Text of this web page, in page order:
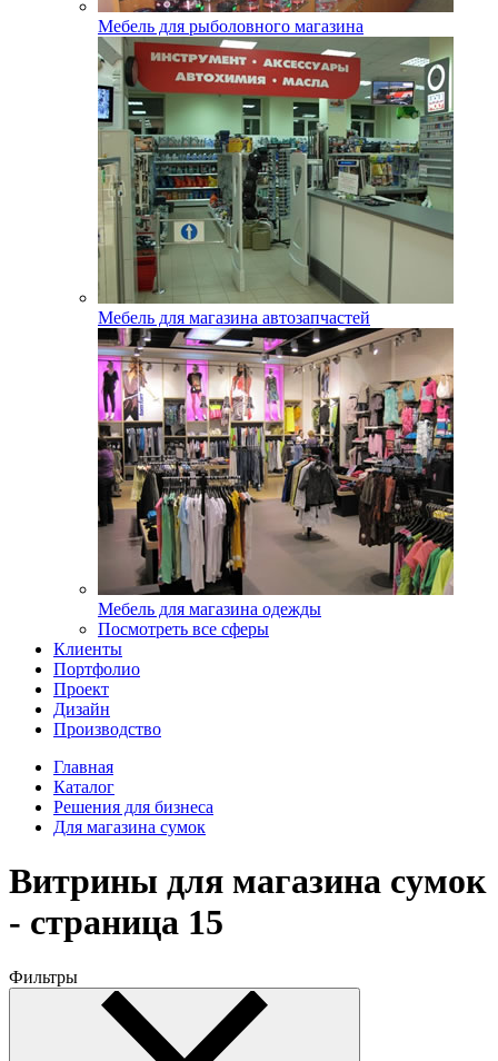
Мебель для рыболовного магазина
Мебель для магазина автозапчастей
Мебель для магазина одежды
Посмотреть все сферы
Клиенты
Портфолио
Проект
Дизайн
Производство
Главная
Каталог
Решения для бизнеса
Для магазина сумок
Витрины для магазина сумок
- страница 15
Фильтры